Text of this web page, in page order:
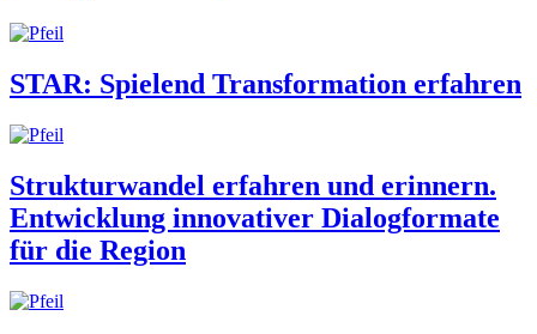
STAR: Spielend Transformation erfahren
Strukturwandel erfahren und erinnern.
Entwicklung innovativer Dialogformate
für die Region